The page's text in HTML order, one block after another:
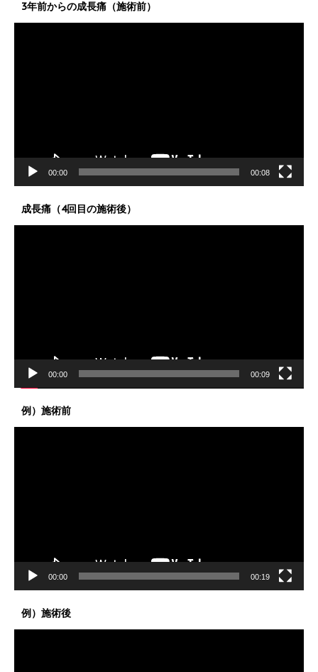
3年前からの成長痛（施術前）
00:00 00:08
成長痛（4回目の施術後）
00:00 00:09
例）施術前
00:00 00:19
例）施術後